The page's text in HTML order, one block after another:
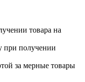
товара на
при получении
за мерные товары